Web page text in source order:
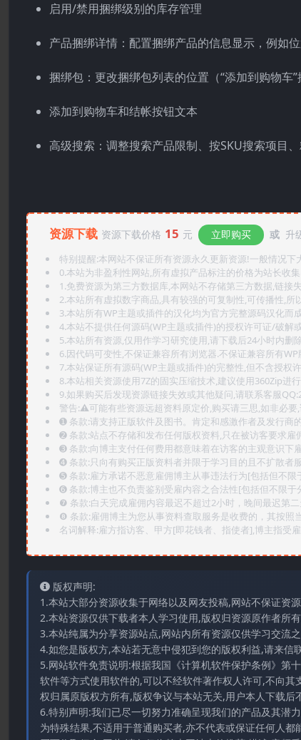
启用/禁用捆绑级别的库存管理
产品捆绑详情：配置捆绑产品的信息显示，例如
捆绑包：更改捆绑包列表的位置（“添加到购物车
添加到购物车和结帐按钮文本
高级搜索：调整搜索产品限制、按SKU搜索项目
资源下载 资源下载价格 15 元 立即购买 或 升
特别提醒:本网站不保证所有资源永久更新资源!一般情况
0.本站为非盈利性网站,所有虚拟产品标注的价格为站长收
1.免费资源为第三方数据库,本网站不存储第三方数据,链
2.本站所有虚拟数字商品,具有较强的可复制性,可传播性,所
3.本站所有WP主题或插件的汉化均为官方完整源码汉化而
4.本站不提供任何源码(WP主题或插件)的授权许可证/破解
5.本站所有资源,仅用作学习研究使用,请下载后24小时内删
6.因代码可变性,不保证兼容所有浏览器.不保证兼容所有
7.本站保证所有源码(WP主题或插件)的完整性,但不含授权
8.本站相关资源使用7Z的固实压缩技术,建议使用360Zip进
9.如果购买后发现资源链接失效或其他疑问,请联系客服
警告:⚠️可能有些资源远超资料原定价,购买请三思,如非必要
➊️ 条款:请支持正版软件及图书。肯定和感激作者及发行商
➋️ 条款:站点不存储和发布任何版权资料,只在被访客要求雇
➌️ 条款:向博主支付任何费用都意味着在访客的主观意识下
➍️ 条款:只向有购买正版资料者并限于学习目的且不扩散者
➎ 条款:雇方承诺不恶意雇佣博主从事违法行为[包括但不
➏️ 条款:博主也不负责鉴别受雇内容之合法性[包括但不限
❼ 条款:白天完成雇佣内容最迟不超过2小时，晚间最迟第
❽ 条款:雇佣博主为您从事资料查取服务是收费的，其按照
名词解释:雇方指访客、甲方[即花钱者、指使者],博主指受
版权声明:
1.本站大部分资源收集于网络以及网友投稿,网站不保证资
2.本站资源仅供下载者本人学习使用,版权归资源原作者所
3.本站纯属为分享资源站点,网站内所有资源仅供学习交流
4.如您是版权方,本站若无意中侵犯到您的版权利益,请来
5.网站软件免责说明:根据我国《计算机软件保护条例》第
软件等方式使用软件的,可以不经软件著作权人许可,不向
权归属原版权方所有,版权争议与本站无关,用户本人下载
6.特别声明:我们已尽一切努力准确呈现我们的产品及其潜
为特殊结果,不适用于普通购买者,亦不代表或保证任何人